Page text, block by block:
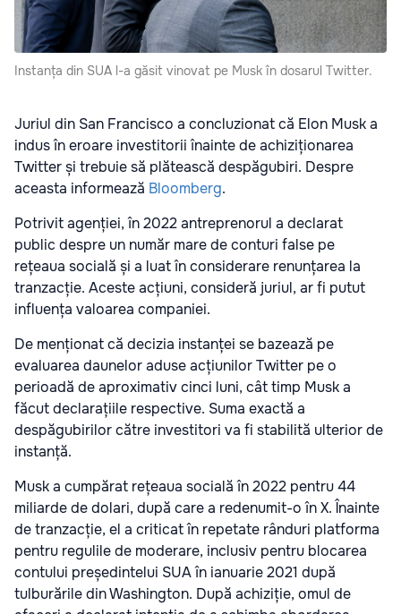
Instanța din SUA l-a găsit vinovat pe Musk în dosarul Twitter.
Juriul din San Francisco a concluzionat că Elon Musk a
indus în eroare investitorii înainte de achiziționarea
Twitter și trebuie să plătească despăgubiri. Despre
aceasta informează Bloomberg.
Potrivit agenției, în 2022 antreprenorul a declarat
public despre un număr mare de conturi false pe
rețeaua socială și a luat în considerare renunțarea la
tranzacție. Aceste acțiuni, consideră juriul, ar fi putut
influența valoarea companiei.
De menționat că decizia instanței se bazează pe
evaluarea daunelor aduse acțiunilor Twitter pe o
perioadă de aproximativ cinci luni, cât timp Musk a
făcut declarațiile respective. Suma exactă a
despăgubirilor către investitori va fi stabilită ulterior de
instanță.
Musk a cumpărat rețeaua socială în 2022 pentru 44
miliarde de dolari, după care a redenumit-o în X. Înainte
de tranzacție, el a criticat în repetate rânduri platforma
pentru regulile de moderare, inclusiv pentru blocarea
contului președintelui SUA în ianuarie 2021 după
tulburările din Washington. După achiziție, omul de